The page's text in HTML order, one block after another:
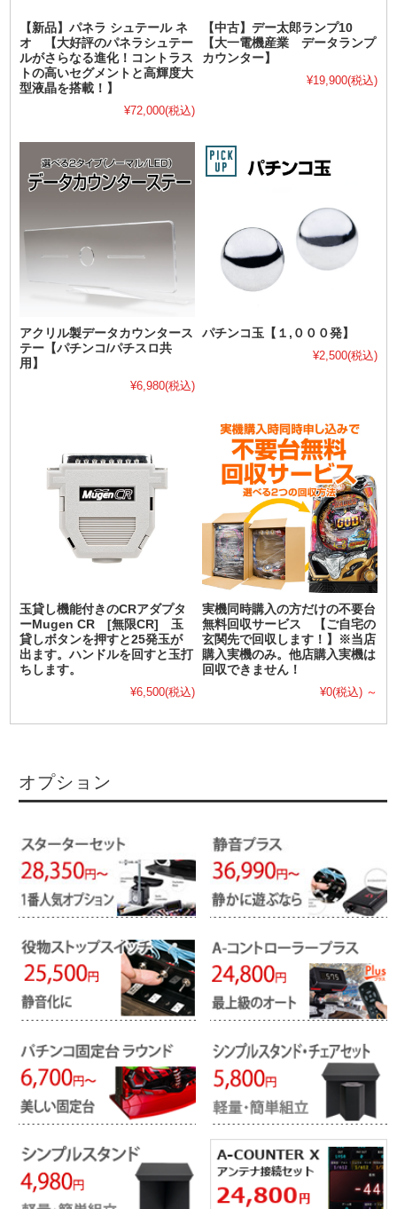
【新品】パネラ シュテール ネ
オ 【大好評のパネラシュテー
ルがさらなる進化！コントラス
トの高いセグメントと高輝度大
型液晶を搭載！】
¥72,000(税込)
【中古】デー太郎ランプ10
【大一電機産業 データランプ
カウンター】
¥19,900(税込)
アクリル製データカウンタース
テー【パチンコ/パチスロ共
用】
¥6,980(税込)
パチンコ玉【１,０００発】
¥2,500(税込)
玉貸し機能付きのCRアダプタ
ーMugen CR [無限CR] 玉
貸しボタンを押すと25発玉が
出ます。ハンドルを回すと玉打
ちします。
¥6,500(税込)
実機同時購入の方だけの不要台
無料回収サービス 【ご自宅の
玄関先で回収します！】※当店
購入実機のみ。他店購入実機は
回収できません！
¥0(税込) ～
オプション